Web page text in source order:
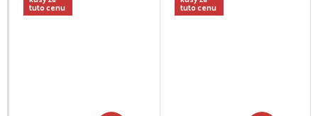
tuto cenu tuto cenu